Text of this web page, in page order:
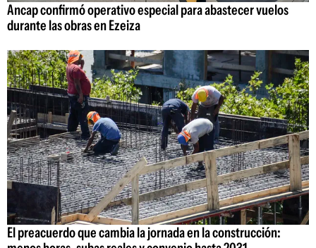
Ancap confirmó operativo especial para abastecer vuelos
durante las obras en Ezeiza
El preacuerdo que cambia la jornada en la construcción: